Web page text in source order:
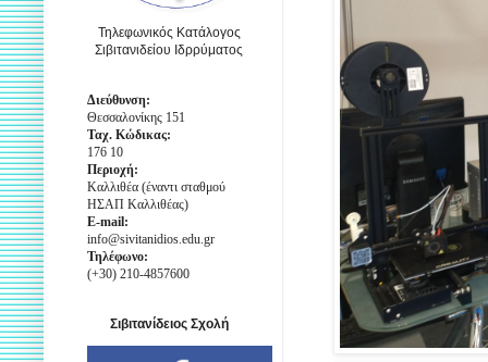
Τηλεφωνικός Κατάλογος
Σιβιτανιδείου Ιδρρύματος
Διεύθυνση:
Θεσσαλονίκης 151
Ταχ. Κώδικας:
176 10
Περιοχή:
Καλλιθέα (έναντι σταθμού
ΗΣΑΠ Καλλιθέας)
E-mail:
info@sivitanidios.edu.gr
Τηλέφωνο:
(+30) 210-4857600
Σιβιτανίδειος Σχολή